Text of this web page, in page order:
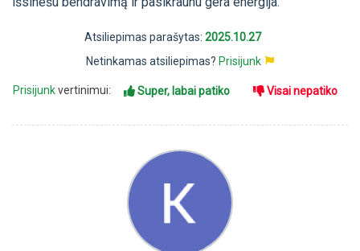
Atsiliepimas parašytas: 2025.10.27
Netinkamas atsiliepimas? Prisijunk
Prisijunkvertinimui: Super, labai patiko Visai nepatiko